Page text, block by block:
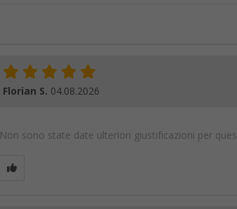
Florian S. 04.08.2026
Non sono state date ulteriori giustificazioni per